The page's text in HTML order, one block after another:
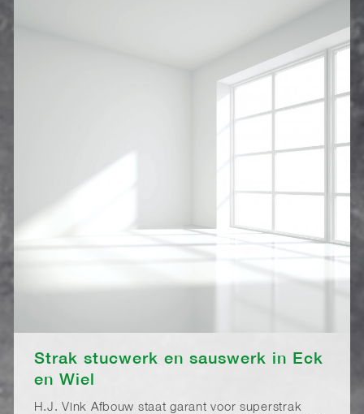
Strak stucwerk en sauswerk in Eck
en Wiel
H.J. Vink Afbouw staat garant voor superstrak